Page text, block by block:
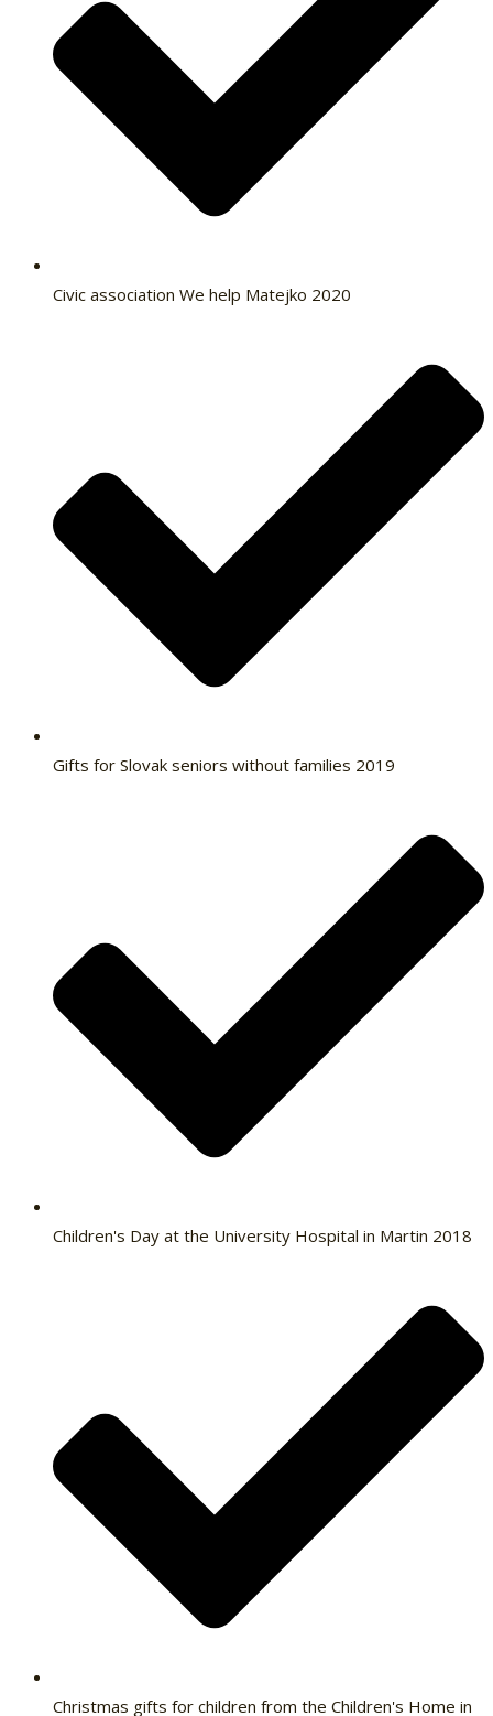
Civic association We help Matejko 2020
Gifts for Slovak seniors without families 2019
Children's Day at the University Hospital in Martin 2018
Christmas gifts for children from the Children's Home in